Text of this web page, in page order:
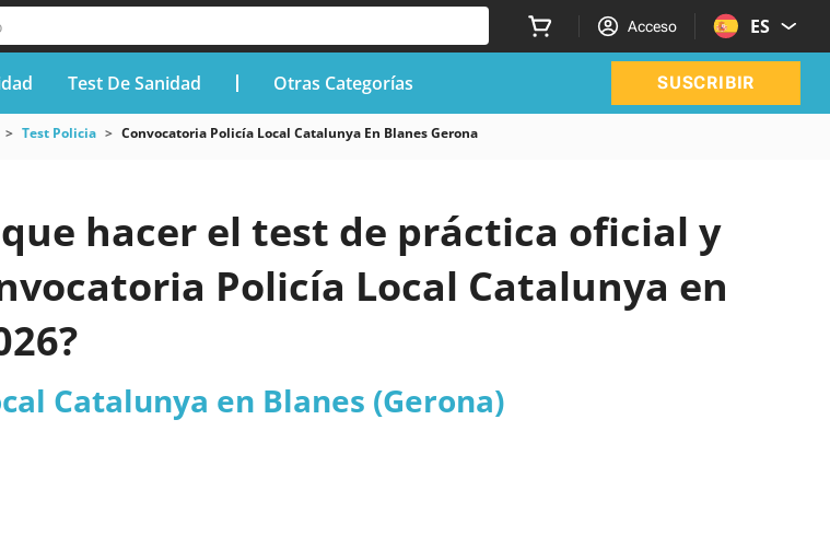
Acceso ES
Test De Sanidad Otras Categorías SUSCRIBIR
Test Policia Convocatoria Policía Local Catalunya En Blanes Gerona
hacer el test de práctica oficial y
Policía Local Catalunya en
Catalunya en Blanes (Gerona)